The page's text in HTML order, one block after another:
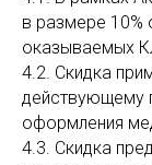
в размере 10%
оказываемых
4.2. Скидка
действующему
оформления
4.3. Скидка